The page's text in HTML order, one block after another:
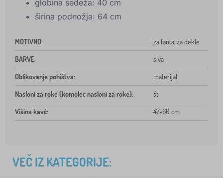
globina sedeža: 40 cm
širina podnožja: 64 cm
MOTIVNO: za fanta, za dekle
BARVE: siva
Oblikovanje pohištva: materijal
Nasloni za roke (komolec nasloni za roke): št
Višina kavč: 47-60 cm
VEČ IZ KATEGORIJE: